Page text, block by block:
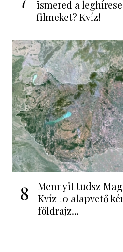
ismered a
filmeket? Kvíz!
8
Mennyit tudsz
Kvíz 10 alapvető
földrajz...